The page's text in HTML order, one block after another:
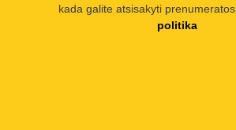
kada galite atsisakyti prenumeratos.
politika